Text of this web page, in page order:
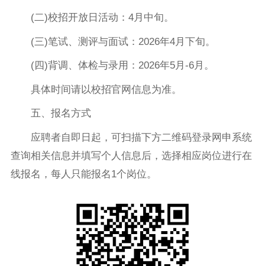
(二)校招开放日活动：4月中旬。
(三)笔试、测评与面试：2026年4月下旬。
(四)背调、体检与录用：2026年5月-6月。
具体时间请以校招官网信息为准。
五、报名方式
应聘者自即日起，可扫描下方二维码登录网申系统
查询相关信息并填写个人信息后，选择相应岗位进行在
线报名，每人只能报名1个岗位。